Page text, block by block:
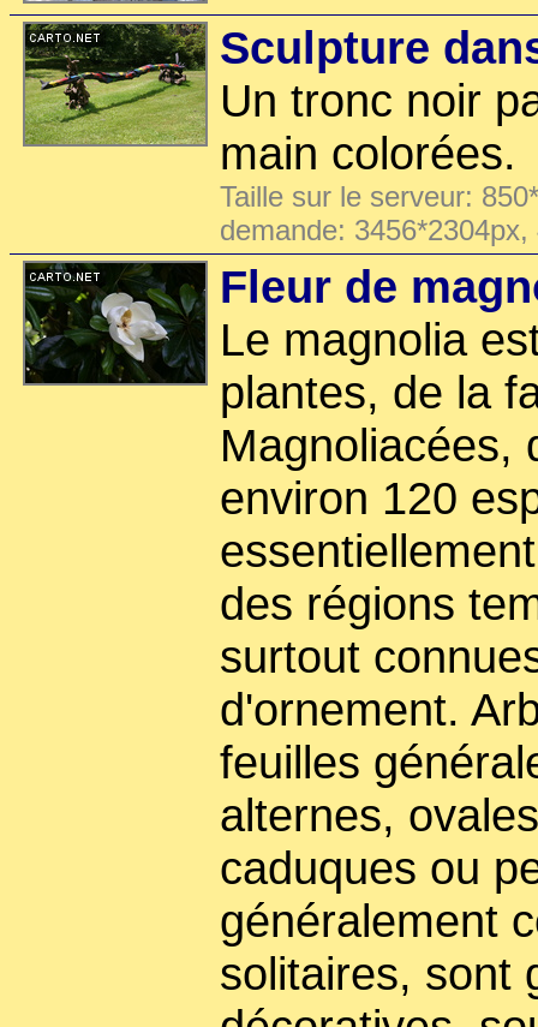
Sculpture
Un tronc noir
main colorées.
Taille sur le serveur:
demande:
Fleur de
Le magnolia
plantes, de la
Magnoliacées,
environ 120
des régions
surtout
d'ornement.
feuilles
alternes,
caduques ou
généralement
solitaires, sont